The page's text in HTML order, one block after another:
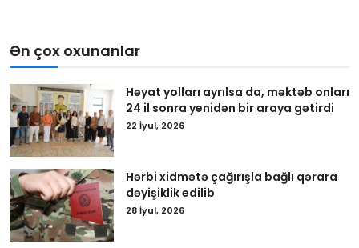
Ən çox oxunanlar
Həyat yolları ayrılsa da, məktəb onları
24 il sonra yenidən bir araya gətirdi
22 İyul, 2026
Hərbi xidmətə çağırışla bağlı qərara
dəyişiklik edilib
28 İyul, 2026